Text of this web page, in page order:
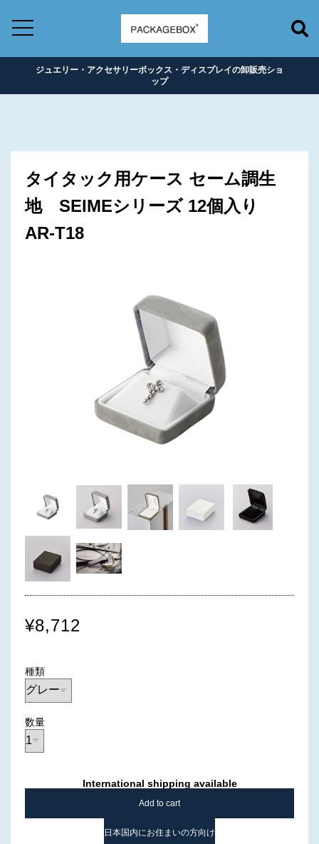
ジュエリー・アクセサリーボックス・ディスプレイの卸販売ショ
ップ
タイタック用ケース セーム調生
地 SEIMEシリーズ 12個入り
AR-T18
¥8,712
種類
数量
International shipping available
Add to cart
日本国内にお住まいの方向け